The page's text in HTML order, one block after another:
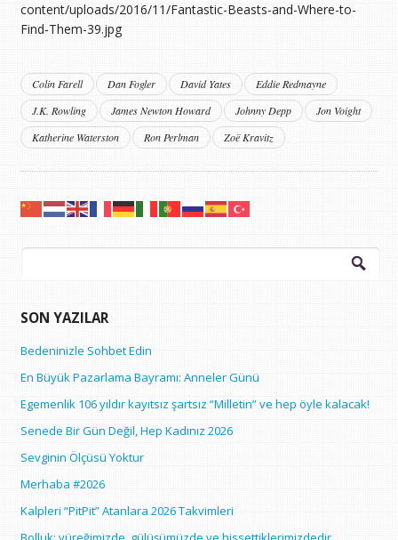
content/uploads/2016/11/Fantastic-Beasts-and-Where-to-
Find-Them-39.jpg
Colin Farell Dan Fogler David Yates
Eddie Redmayne
J.K. Rowling
James Newton Howard Johnny Depp
Jon Voight
Katherine Waterston
Ron Perlman Zoë Kravitz
Arama:
SON YAZILAR
Bedeninizle Sohbet Edin
En Büyük Pazarlama Bayramı: Anneler Günü
Egemenlik 106 yıldır kayıtsız şartsız “Milletin” ve hep öyle kalacak!
Senede Bir Gün Değil, Hep Kadınız 2026
Sevginin Ölçüsü Yoktur
Merhaba #2026
Kalpleri “PitPit” Atanlara 2026 Takvimleri